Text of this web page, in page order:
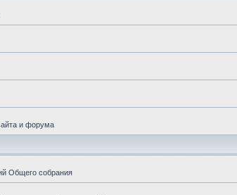
и форума
Общего собрания